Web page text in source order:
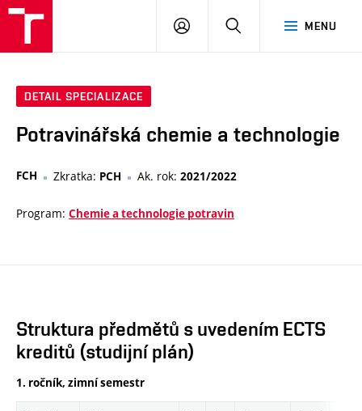
MENU
PŘIHLÁSIT
DETAIL SPECIALIZACE
Potravinářská chemie a technologie
FCH Zkratka: PCH Ak. rok: 2021/2022
Program: Chemie a technologie potravin
Struktura předmětů s uvedením ECTS
kreditů (studijní plán)
1. ročník, zimní semestr